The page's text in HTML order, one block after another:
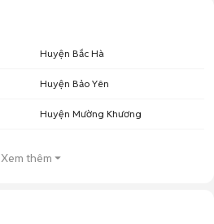
Huyện Bắc Hà
Huyện Bảo Yên
Huyện Mường Khương
Xem thêm